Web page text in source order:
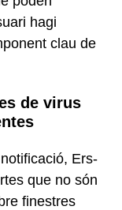
hagi
clau de
de virus
Ers-
que no són
finestres